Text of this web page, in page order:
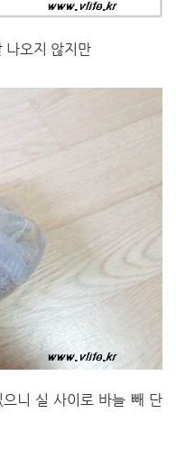
나오지 않지만
니 실 사이로 바늘 빼 단